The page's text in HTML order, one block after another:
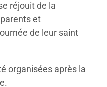
réjouit de la
et
de leur saint
organisées après la